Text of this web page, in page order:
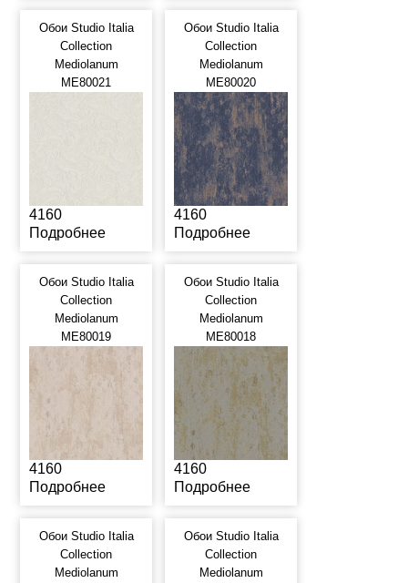
Обои Studio Italia
Collection
Mediolanum
ME80021
4160
Подробнее
Обои Studio Italia
Collection
Mediolanum
ME80020
4160
Подробнее
Обои Studio Italia
Collection
Mediolanum
ME80019
4160
Подробнее
Обои Studio Italia
Collection
Mediolanum
ME80018
4160
Подробнее
Обои Studio Italia
Collection
Mediolanum
Обои Studio Italia
Collection
Mediolanum